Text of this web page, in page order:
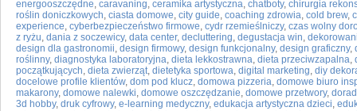
energooszczędne, caravaning, ceramika artystyczna, chatboty, chirurgia
roślin doniczkowych, ciasta domowe, city guide, coaching zdrowia, cold brew,
experience, cyberbezpieczeństwo firmowe, cydr rzemieślniczy, czas wolny
z ryżu, dania z soczewicy, data center, decluttering, degustacja win,
design dla gastronomii, design firmowy, design funkcjonalny, design graficzny,
roślinny, diagnostyka laboratoryjna, dieta lekkostrawna, dieta przeciwzapalna,
początkujących, dieta zwierząt, dietetyka sportowa, digital marketing, diy
docelowe profile klientów, dom pod klucz, domowa pizzeria, domowe biuro
makarony, domowe nalewki, domowe oszczędzanie, domowe przetwory,
3d hobby, druk cyfrowy, e-learning medyczny, edukacja artystyczna dzieci,